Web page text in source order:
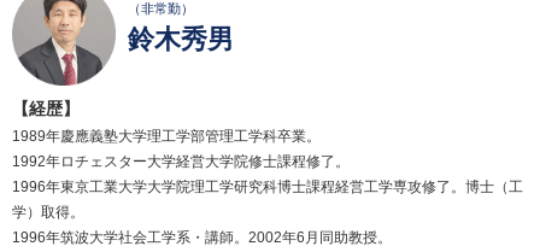
（非常勤）
鈴木秀男
【経歴】
1989年慶應義塾大学理工学部管理工学科卒業。
1992年ロチェスター大学経営大学院修士課程修了。
1996年東京工業大学大学院理工学研究科博士課程経営工学専攻修了。博士（工
学）取得。
1996年筑波大学社会工学系・講師。2002年6月同助教授。